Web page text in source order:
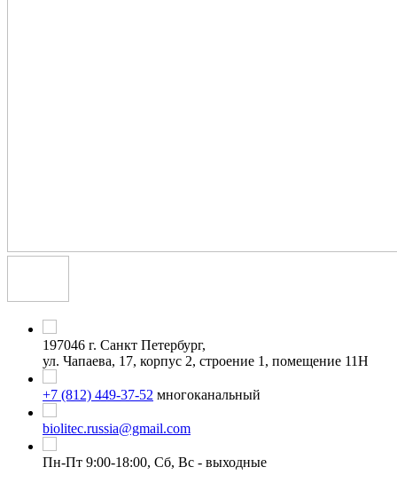
197046 г. Санкт Петербург,
ул. Чапаева, 17, корпус 2, строение 1, помещение 11Н
+7 (812) 449-37-52 многоканальный
biolitec.russia@gmail.com
Пн-Пт 9:00-18:00, Сб, Вс - выходные